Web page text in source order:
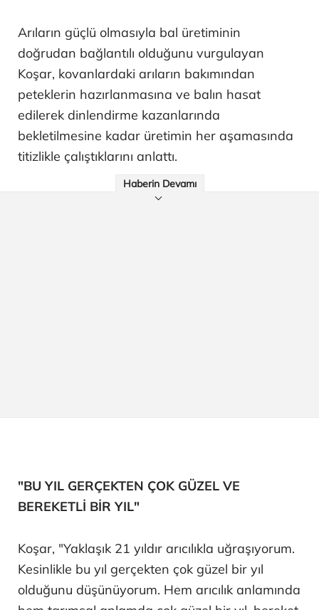
Arıların güçlü olmasıyla bal üretiminin
doğrudan bağlantılı olduğunu vurgulayan
Koşar, kovanlardaki arıların bakımından
peteklerin hazırlanmasına ve balın hasat
edilerek dinlendirme kazanlarında
bekletilmesine kadar üretimin her aşamasında
titizlikle çalıştıklarını anlattı.
Haberin Devamı
"BU YIL GERÇEKTEN ÇOK GÜZEL VE
BEREKETLİ BİR YIL"
Koşar, "Yaklaşık 21 yıldır arıcılıkla uğraşıyorum.
Kesinlikle bu yıl gerçekten çok güzel bir yıl
olduğunu düşünüyorum. Hem arıcılık anlamında